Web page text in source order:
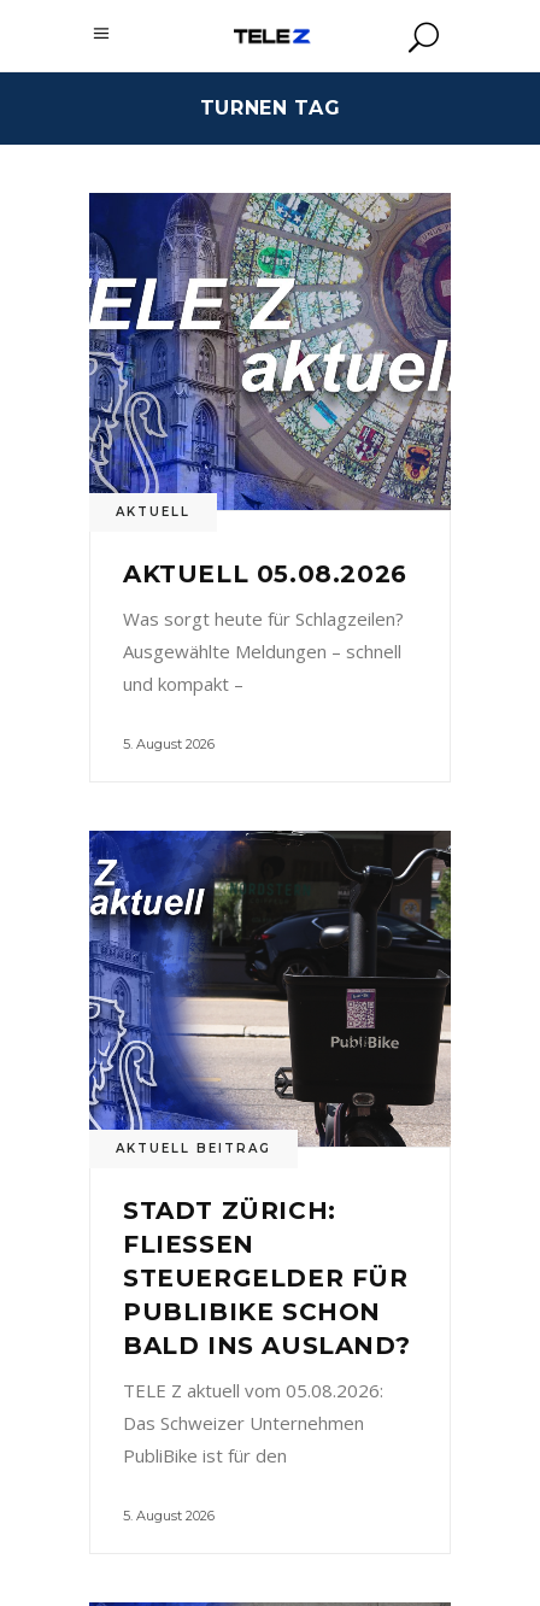
TURNEN TAG
AKTUELL
AKTUELL 05.08.2026
Was sorgt heute für Schlagzeilen?
Ausgewählte Meldungen – schnell
und kompakt –
5. August 2026
AKTUELL BEITRAG
STADT ZÜRICH:
FLIESSEN
STEUERGELDER FÜR
PUBLIBIKE SCHON
BALD INS AUSLAND?
TELE Z aktuell vom 05.08.2026:
Das Schweizer Unternehmen
PubliBike ist für den
5. August 2026